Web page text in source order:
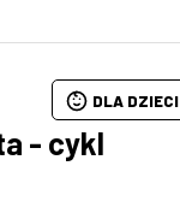
- cykl
DLA DZIECI